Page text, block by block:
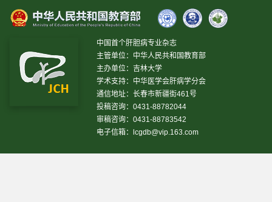
中国首个肝胆病专业杂志
主管单位：中华人民共和国教育部
主办单位：吉林大学
学术支持：中华医学会肝病学分会
通信地址：长春市新疆街461号
投稿咨询：0431-88782044
审稿咨询：0431-88783542
电子信箱：
lcgdb@vip.163.com